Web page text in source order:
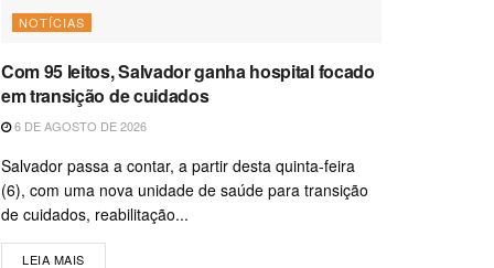
NOTÍCIAS
Com 95 leitos, Salvador ganha hospital focado
em transição de cuidados
6 DE AGOSTO DE 2026
Salvador passa a contar, a partir desta quinta-feira
(6), com uma nova unidade de saúde para transição
de cuidados, reabilitação...
LEIA MAIS